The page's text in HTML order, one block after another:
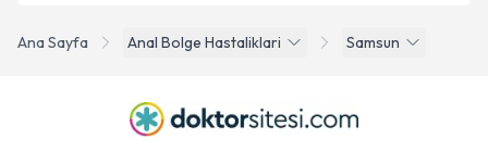
Ana Sayfa Anal Bolge Hastaliklari Samsun